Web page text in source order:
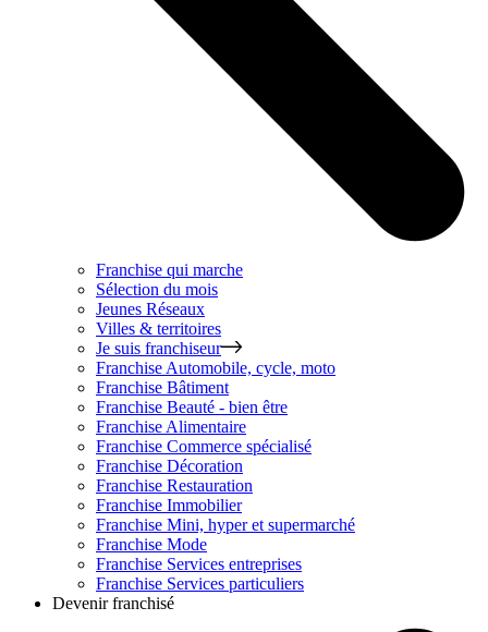
Franchise qui marche
Sélection du mois
Jeunes Réseaux
Villes & territoires
Je suis franchiseur
Franchise Automobile, cycle, moto
Franchise Bâtiment
Franchise Beauté - bien être
Franchise Alimentaire
Franchise Commerce spécialisé
Franchise Décoration
Franchise Restauration
Franchise Immobilier
Franchise Mini, hyper et supermarché
Franchise Mode
Franchise Services entreprises
Franchise Services particuliers
Devenir franchisé